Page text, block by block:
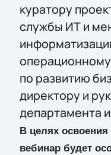
куратору
службы ИТ и
по развитию
директору и
департамента
В целях
вебинар будет